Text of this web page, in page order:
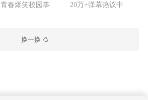
青春爆笑校园事 20万+弹幕热议中
换一换